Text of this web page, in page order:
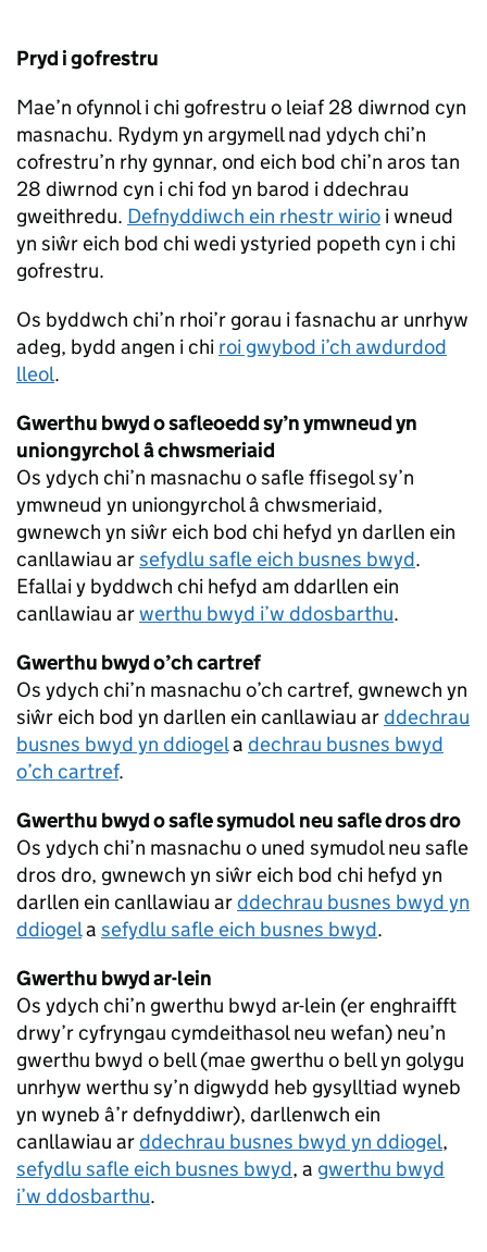
Pryd i gofrestru
Mae’n ofynnol i chi gofrestru o leiaf 28 diwrnod cyn
masnachu. Rydym yn argymell nad ydych chi’n
cofrestru’n rhy gynnar, ond eich bod chi’n aros tan
28 diwrnod cyn i chi fod yn barod i ddechrau
gweithredu. Defnyddiwch ein rhestr wirio i wneud
yn siŵr eich bod chi wedi ystyried popeth cyn i chi
gofrestru.
Os byddwch chi’n rhoi’r gorau i fasnachu ar unrhyw
adeg, bydd angen i chi roi gwybod i’ch awdurdod
lleol.
Gwerthu bwyd o safleoedd sy’n ymwneud yn
uniongyrchol â chwsmeriaid
Os ydych chi’n masnachu o safle ffisegol sy’n
ymwneud yn uniongyrchol â chwsmeriaid,
gwnewch yn siŵr eich bod chi hefyd yn darllen ein
canllawiau arsefydlu safle eich busnes bwyd.
Efallai y byddwch chi hefyd am ddarllen ein
canllawiau arwerthu bwyd i’w ddosbarthu.
Gwerthu bwyd o’ch cartref
Os ydych chi’n masnachu o’ch cartref, gwnewch yn
siŵr eich bod yn darllen ein canllawiau arddechrau
busnes bwyd yn ddiogela dechrau busnes bwyd
o’ch cartref.
Gwerthu bwyd o safle symudol neu safle dros dro
Os ydych chi’n masnachu o uned symudol neu safle
dros dro, gwnewch yn siŵr eich bod chi hefyd yn
darllen ein canllawiau arddechrau busnes bwyd yn
ddiogela sefydlu safle eich busnes bwyd.
Gwerthu bwyd ar-lein
Os ydych chi’n gwerthu bwyd ar-lein (er enghraifft
drwy’r cyfryngau cymdeithasol neu wefan) neu’n
gwerthu bwyd o bell (mae gwerthu o bell yn golygu
unrhyw werthu sy’n digwydd heb gysylltiad wyneb
yn wyneb â’r defnyddiwr), darllenwch ein
canllawiau arddechrau busnes bwyd yn ddiogel,
sefydlu safle eich busnes bwyd, a gwerthu bwyd
i’w ddosbarthu.